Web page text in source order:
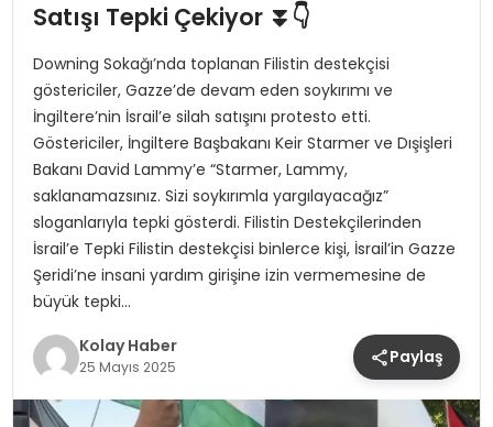
TOROSLAR’DA PAZAR GERGİNLİĞİ!
Satışı Tepki Çekiyor ⏬👇
Downing Sokağı’nda toplanan Filistin destekçisi
göstericiler, Gazze’de devam eden soykırımı ve
İngiltere’nin İsrail’e silah satışını protesto etti.
Göstericiler, İngiltere Başbakanı Keir Starmer ve Dışişleri
Bakanı David Lammy’e “Starmer, Lammy,
saklanamazsınız. Sizi soykırımla yargılayacağız”
sloganlarıyla tepki gösterdi. Filistin Destekçilerinden
İsrail’e Tepki Filistin destekçisi binlerce kişi, İsrail’in Gazze
Şeridi’ne insani yardım girişine izin vermemesine de
büyük tepki…
Kolay Haber
25 Mayıs 2025 Paylaş